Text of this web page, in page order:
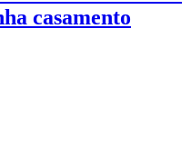
casamento